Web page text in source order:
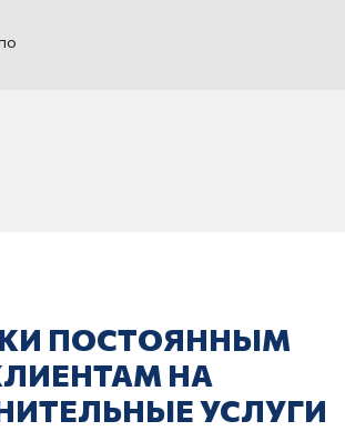
ПОСТОЯННЫМ
НА
УСЛУГИ